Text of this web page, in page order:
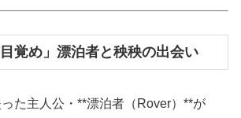
覚め」漂泊者と秧秧の出会い
た主人公・**漂泊者（Rover）**が